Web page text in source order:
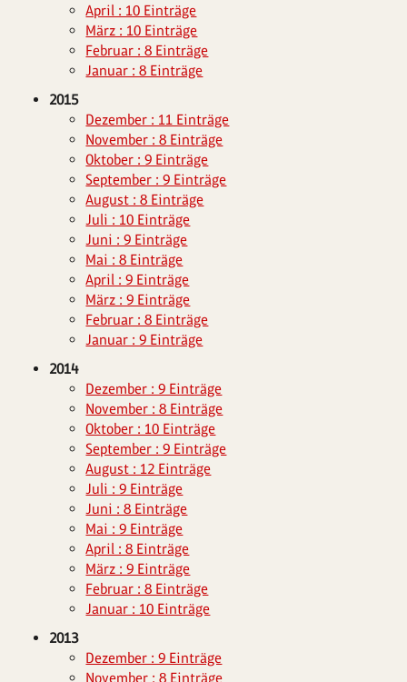
April : 10 Einträge
März : 10 Einträge
Februar : 8 Einträge
Januar : 8 Einträge
2015
Dezember : 11 Einträge
November : 8 Einträge
Oktober : 9 Einträge
September : 9 Einträge
August : 8 Einträge
Juli : 10 Einträge
Juni : 9 Einträge
Mai : 8 Einträge
April : 9 Einträge
März : 9 Einträge
Februar : 8 Einträge
Januar : 9 Einträge
2014
Dezember : 9 Einträge
November : 8 Einträge
Oktober : 10 Einträge
September : 9 Einträge
August : 12 Einträge
Juli : 9 Einträge
Juni : 8 Einträge
Mai : 9 Einträge
April : 8 Einträge
März : 9 Einträge
Februar : 8 Einträge
Januar : 10 Einträge
2013
Dezember : 9 Einträge
November : 8 Einträge